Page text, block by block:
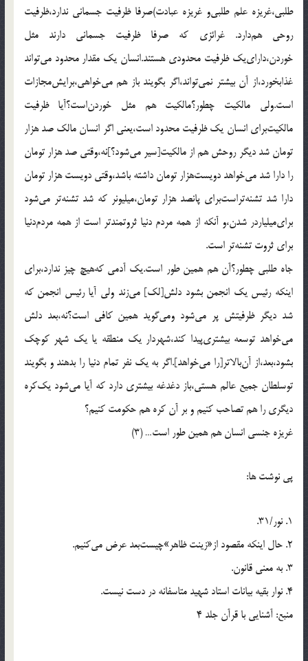
طلبی،غریزه علم طلبی‌و غریزه عبادت)صرفا ظرفیت جسمانی ندارد،ظرفیت
روحی هم‌دارد. غرائزی که صرفا ظرفیت جسمانی دارند مثل
خوردن،دارای‌یک ظرفیت محدودی هستند.انسان یک مقدار محدود می‌تواند
غذابخورد،از آن بیشتر نمی‌تواند،اگر بگویند باز هم می‌خواهی،برایش‌مجازات
است.ولی مالکیت چطور؟مالکیت هم مثل خوردن‌است؟آیا ظرفیت
مالکیت‌برای انسان یک ظرفیت محدود است،یعنی اگر انسان مالک صد هزار
تومان شد دیگر روحش هم از مالکیت[سیر می‌شود؟]نه،وقتی صد هزار تومان
را دارا شد می‌خواهد دویست‌هزار تومان داشته باشد،وقتی دویست هزار تومان
دارا شد تشنه‌تراست‌برای پانصد هزار تومان،میلیونر که شد تشنه‌تر می‌شود
برای‌میلیاردر شدن،و آنکه از همه مردم دنیا ثروتمندتر است از همه مردم‌دنیا
برای ثروت تشنه‌تر است.
جاه طلبی چطور؟آن هم همین طور است.یک آدمی که‌هیچ چیز ندارد،برای
اینکه رئیس یک انجمن بشود دلش[لک] می‌زند ولی آیا رئیس انجمن که
شد دیگر ظرفیتش پر می‌شود ومی‌گوید همین کافی است؟نه،بعد دلش
می‌خواهد توسعه بیشتری‌پیدا کند،شهردار یک منطقه یا یک شهر کوچک
بشود،بعد،از آن‌بالاتر[را می‌خواهد].اگر به یک نفر تمام دنیا را بدهند و بگویند
توسلطان جمیع عالم هستی،باز دغدغه بیشتری دارد که آیا می‌شود یک‌کره
دیگری را هم تصاحب کنیم و بر آن کره هم حکومت کنیم؟
غریزه جنسی انسان هم همین طور است… (3)
پي نوشت‌ ها:
1. نور/31.
2. حال اینکه مقصود از«زینت ظاهر»چیست‌بعد عرض می‌کنیم.
3. به معنی قانون.
4. نوار بقیه بیانات استاد شهید متاسفانه در دست نیست.
منبع: آشنایی با قرآن جلد 4